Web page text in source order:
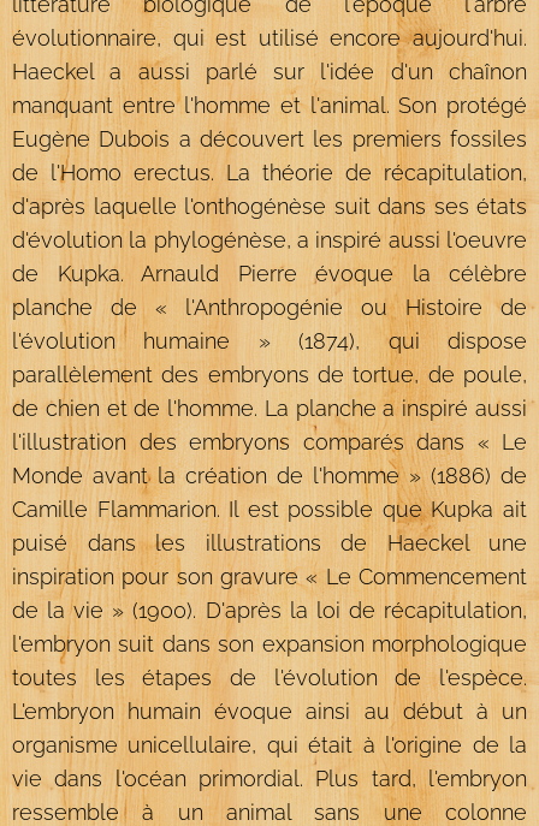
évolutionnaire, qui est utilisé encore aujourd'hui.
Haeckel a aussi parlé sur l'idée d'un chaînon
manquant entre l'homme et l'animal. Son protégé
Eugène Dubois a découvert les premiers fossiles
de l'Homo erectus. La théorie de récapitulation,
d'après laquelle l'onthogénèse suit dans ses états
d'évolution la phylogénèse, a inspiré aussi l'oeuvre
de Kupka. Arnauld Pierre évoque la célèbre
planche de « l'Anthropogénie ou Histoire de
l'évolution humaine » (1874), qui dispose
parallèlement des embryons de tortue, de poule,
de chien et de l'homme. La planche a inspiré aussi
l'illustration des embryons comparés dans « Le
Monde avant la création de l'homme » (1886) de
Camille Flammarion. Il est possible que Kupka ait
puisé dans les illustrations de Haeckel une
inspiration pour son gravure « Le Commencement
de la vie » (1900). D'après la loi de récapitulation,
l'embryon suit dans son expansion morphologique
toutes les étapes de l'évolution de l'espèce.
L'embryon humain évoque ainsi au début à un
organisme unicellulaire, qui était à l'origine de la
vie dans l'océan primordial. Plus tard, l'embryon
ressemble à un animal sans une colonne